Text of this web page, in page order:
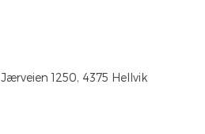
1250, 4375 Hellvik